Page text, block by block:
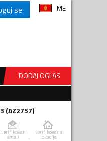
se ME
DODAJ OGLAS
(AZ2757)
verifikovan
email
verifikovana
lokacija